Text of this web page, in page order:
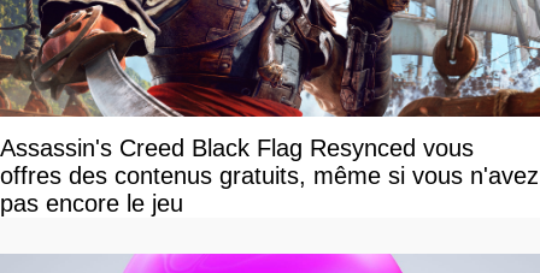
Assassin's Creed Black Flag Resynced vous
offres des contenus gratuits, même si vous n'avez
pas encore le jeu